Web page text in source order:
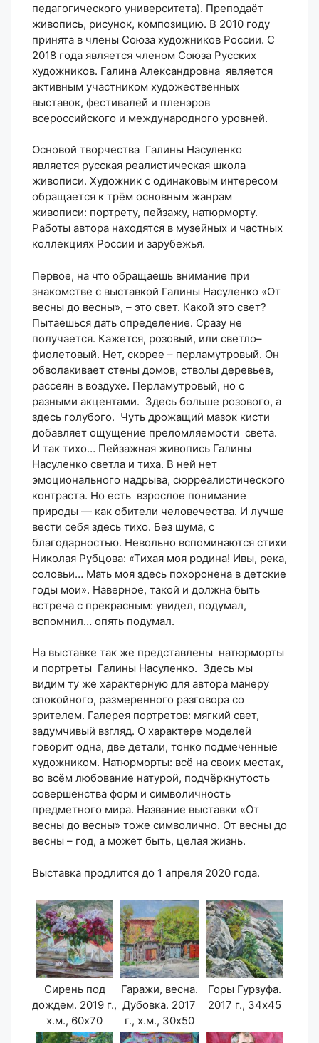
педагогического университета). Преподаёт
живопись, рисунок, композицию. В 2010 году
принята в члены Союза художников России. С
2018 года является членом Союза Русских
художников. Галина Александровна является
активным участником художественных
выставок, фестивалей и пленэров
всероссийского и международного уровней.
Основой творчества Галины Насуленко
является русская реалистическая школа
живописи. Художник с одинаковым интересом
обращается к трём основным жанрам
живописи: портрету, пейзажу, натюрморту.
Работы автора находятся в музейных и частных
коллекциях России и зарубежья.
Первое, на что обращаешь внимание при
знакомстве с выставкой Галины Насуленко «От
весны до весны», – это свет. Какой это свет?
Пытаешься дать определение. Сразу не
получается. Кажется, розовый, или светло–
фиолетовый. Нет, скорее – перламутровый. Он
обволакивает стены домов, стволы деревьев,
рассеян в воздухе. Перламутровый, но с
разными акцентами. Здесь больше розового, а
здесь голубого. Чуть дрожащий мазок кисти
добавляет ощущение преломляемости света.
И так тихо… Пейзажная живопись Галины
Насуленко светла и тиха. В ней нет
эмоционального надрыва, сюрреалистического
контраста. Но есть взрослое понимание
природы — как обители человечества. И лучше
вести себя здесь тихо. Без шума, с
благодарностью. Невольно вспоминаются стихи
Николая Рубцова: «Тихая моя родина! Ивы, река,
соловьи… Мать моя здесь похоронена в детские
годы мои». Наверное, такой и должна быть
встреча с прекрасным: увидел, подумал,
вспомнил… опять подумал.
На выставке так же представлены натюрморты
и портреты Галины Насуленко. Здесь мы
видим ту же характерную для автора манеру
спокойного, размеренного разговора со
зрителем. Галерея портретов: мягкий свет,
задумчивый взгляд. О характере моделей
говорит одна, две детали, тонко подмеченные
художником. Натюрморты: всё на своих местах,
во всём любование натурой, подчёркнутость
совершенства форм и символичность
предметного мира. Название выставки «От
весны до весны» тоже символично. От весны до
весны – год, а может быть, целая жизнь.
Выставка продлится до 1 апреля 2020 года.
Сирень под
дождем. 2019 г.,
х.м., 60х70
Гаражи, весна.
Дубовка. 2017
г., х.м., 30х50
Горы Гурзуфа.
2017 г., 34х45